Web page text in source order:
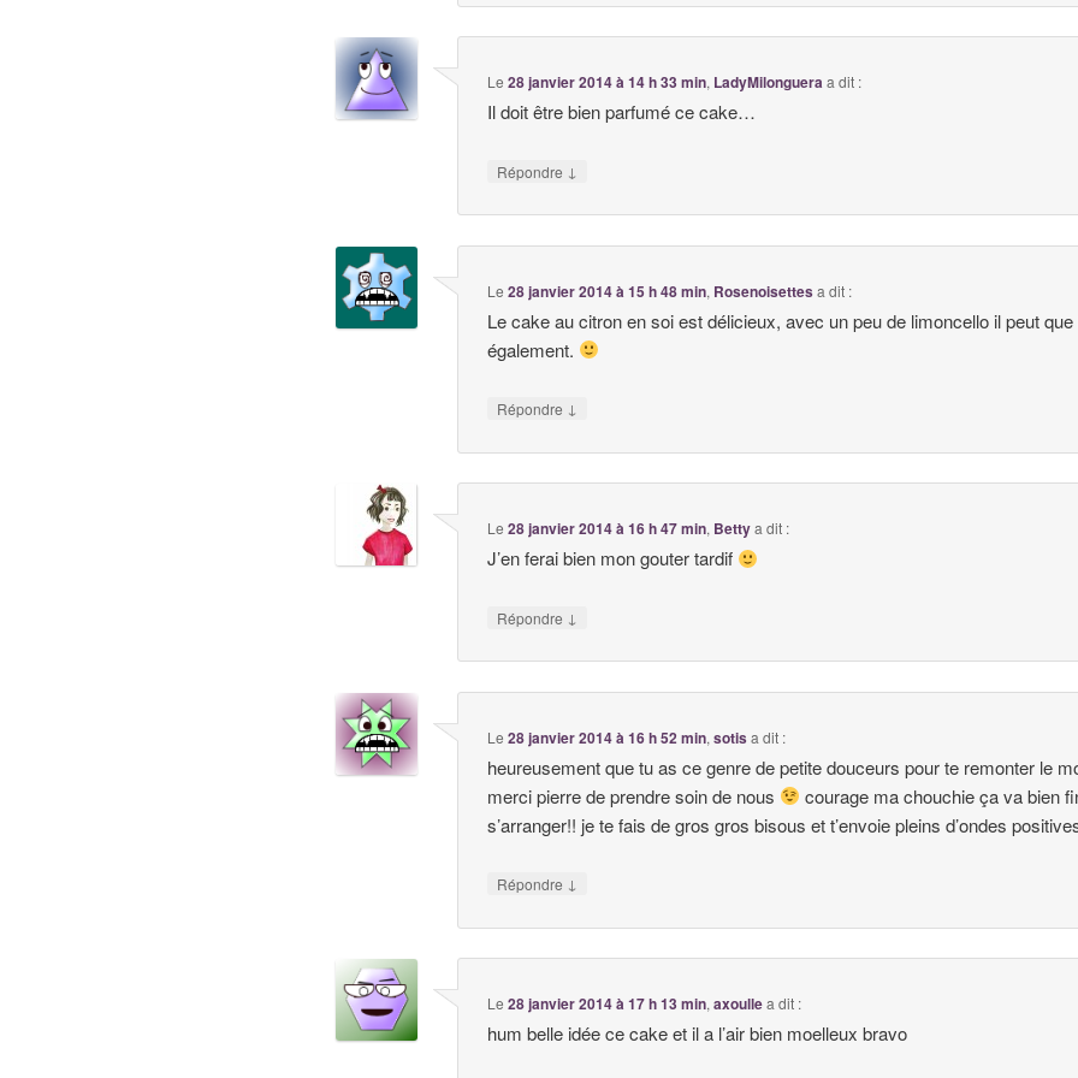
Le28 janvier 2014 à 14 h 33 min, LadyMilongueraa dit :
Il doit être bien parfumé ce cake…
Répondre ↓
Le28 janvier 2014 à 15 h 48 min, Rosenoisettes a dit :
Le cake au citron en soi est délicieux, avec un peu de limoncello il peut que
également.
Répondre ↓
Le28 janvier 2014 à 16 h 47 min, Bettya dit :
J’en ferai bien mon gouter tardif
Répondre ↓
Le28 janvier 2014 à 16 h 52 min,sotis a dit :
heureusement que tu as ce genre de petite douceurs pour te remonter le
merci pierre de prendre soin de nous
courage ma chouchie ça va bien
s’arranger!! je te fais de gros gros bisous et t’envoie pleins d’ondes
Répondre ↓
Le28 janvier 2014 à 17 h 13 min,axoullea dit :
hum belle idée ce cake et il a l’air bien moelleux bravo